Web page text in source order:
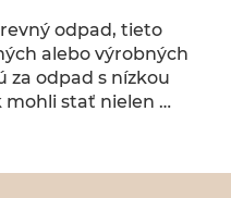
odpad, tieto
alebo výrobných
za odpad s nízkou
mohli stať nielen …